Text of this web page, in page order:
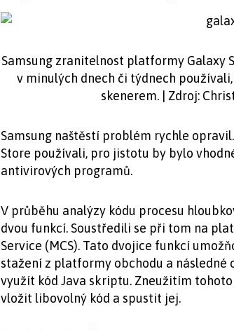
Samsung zranitelnost platformy Galaxy
v minulých dnech či týdnech
skenerem. | Zdroj:
Samsung naštěstí problém rychle
Store používali, pro jistotu by bylo
antivirových programů.
V průběhu analýzy kódu procesu
dvou funkcí. Soustředili se při tom na
Service (MCS). Tato dvojice funkcí
stažení z platformy obchodu a
využít kód Java skriptu. Zneužitím
vložit libovolný kód a spustit jej.